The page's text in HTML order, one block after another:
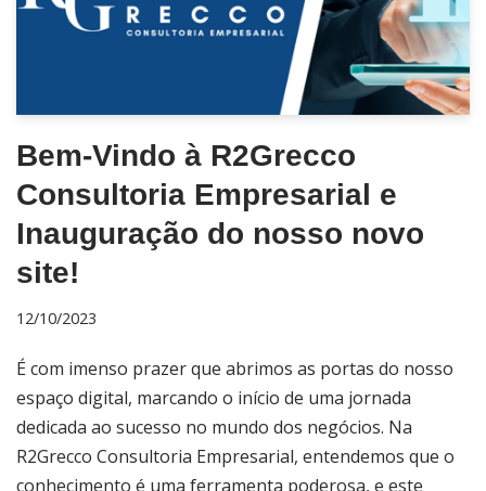
Bem-Vindo à R2Grecco
Consultoria Empresarial e
Inauguração do nosso novo
site!
12/10/2023
É com imenso prazer que abrimos as portas do nosso
espaço digital, marcando o início de uma jornada
dedicada ao sucesso no mundo dos negócios. Na
R2Grecco Consultoria Empresarial, entendemos que o
conhecimento é uma ferramenta poderosa, e este